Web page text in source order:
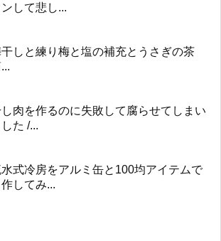
ンして悲し...
しと練り梅と塩の補充とうさぎの茶
肉を作るのに失敗して腐らせてしまい
した /...
式冷房をアルミ缶と100均アイテムで
作してみ...